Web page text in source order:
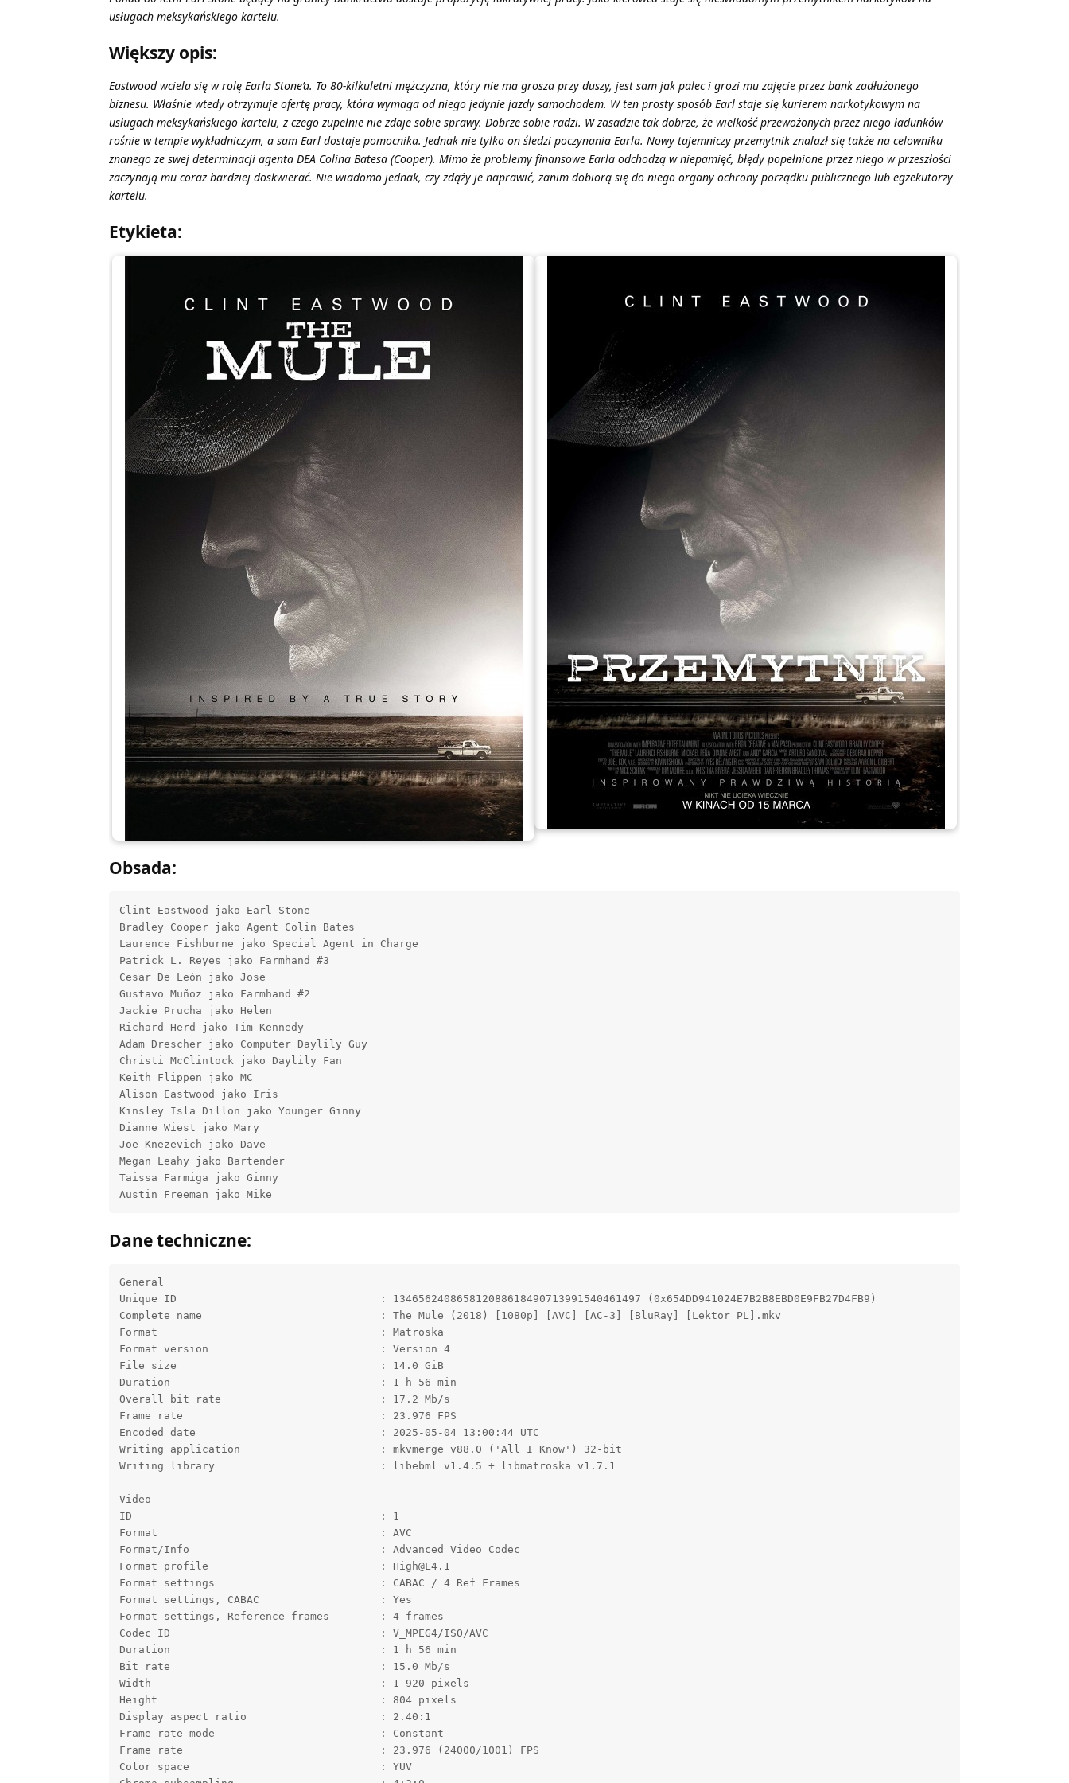
usługach meksykańskiego kartelu.
Większy opis:
Eastwood wciela się w rolę Earla Stone’a. To 80-kilkuletni mężczyzna, który nie ma grosza przy duszy, jest sam jak palec i grozi mu zajęcie przez bank zadłużonego
biznesu. Właśnie wtedy otrzymuje ofertę pracy, która wymaga od niego jedynie jazdy samochodem. W ten prosty sposób Earl staje się kurierem narkotykowym na
usługach meksykańskiego kartelu, z czego zupełnie nie zdaje sobie sprawy. Dobrze sobie radzi. W zasadzie tak dobrze, że wielkość przewożonych przez niego ładunków
rośnie w tempie wykładniczym, a sam Earl dostaje pomocnika. Jednak nie tylko on śledzi poczynania Earla. Nowy tajemniczy przemytnik znalazł się także na celowniku
znanego ze swej determinacji agenta DEA Colina Batesa (Cooper). Mimo że problemy finansowe Earla odchodzą w niepamięć, błędy popełnione przez niego w przeszłości
zaczynają mu coraz bardziej doskwierać. Nie wiadomo jednak, czy zdąży je naprawić, zanim dobiorą się do niego organy ochrony porządku publicznego lub egzekutorzy
kartelu.
Etykieta:
Obsada:
Clint Eastwood jako Earl Stone
Bradley Cooper jako Agent Colin Bates
Laurence Fishburne jako Special Agent in Charge
Patrick L. Reyes jako Farmhand #3
Cesar De León jako Jose
Gustavo Muñoz jako Farmhand #2
Jackie Prucha jako Helen
Richard Herd jako Tim Kennedy
Adam Drescher jako Computer Daylily Guy
Christi McClintock jako Daylily Fan
Keith Flippen jako MC
Alison Eastwood jako Iris
Kinsley Isla Dillon jako Younger Ginny
Dianne Wiest jako Mary
Joe Knezevich jako Dave
Megan Leahy jako Bartender
Taissa Farmiga jako Ginny
Dane techniczne:
General
Unique ID                                : 134656240865812088618490713991540461497 (0x654DD941024E7B2B8EBD0E9FB27D4FB9)
Complete name                            : The Mule (2018) [1080p] [AVC] [AC-3] [BluRay] [Lektor PL].mkv
Format                                   : Matroska
Format version                           : Version 4
File size                                : 14.0 GiB
Duration                                 : 1 h 56 min
Overall bit rate                         : 17.2 Mb/s
Frame rate                               : 23.976 FPS
Encoded date                             : 2025-05-04 13:00:44 UTC
Writing application                      : mkvmerge v88.0 ('All I Know') 32-bit
Writing library                          : libebml v1.4.5 + libmatroska v1.7.1
Video
ID                                       : 1
Format                                   : AVC
Format/Info                              : Advanced Video Codec
Format profile                           : High@L4.1
Format settings                          : CABAC / 4 Ref Frames
Format settings, CABAC                   : Yes
Format settings, Reference frames        : 4 frames
Codec ID                                 : V_MPEG4/ISO/AVC
Duration                                 : 1 h 56 min
Bit rate                                 : 15.0 Mb/s
Width                                    : 1 920 pixels
Height                                   : 804 pixels
Display aspect ratio                     : 2.40:1
Frame rate mode                          : Constant
Frame rate                               : 23.976 (24000/1001) FPS
Color space                              : YUV